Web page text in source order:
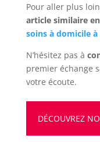
Pour aller plus
article similaire
soins à domicile à
N’hésitez pas à
premier échange
votre écoute.
DÉCOUVREZ